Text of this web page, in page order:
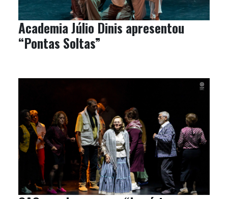
Academia Júlio Dinis apresentou
“Pontas Soltas”